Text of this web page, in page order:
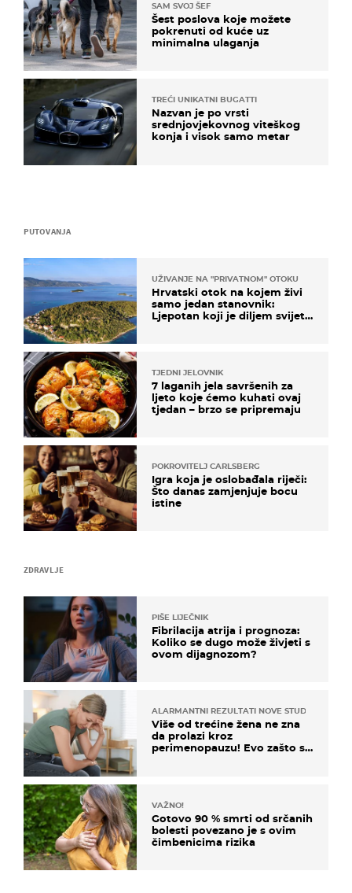
ZDRAVLJE
PIŠE LIJEČNIK
Fibrilacija atrija i prognoza:
Koliko se dugo može živjeti s
ovom dijagnozom?
ALARMANTNI REZULTATI NOVE STUDIJE
Više od trećine žena ne zna
da prolazi kroz
perimenopauzu! Evo zašto su
VAŽNO!
Gotovo 90 % smrti od srčanih
bolesti povezano je s ovim
čimbenicima rizika
PUTOVANJA
UŽIVANJE NA "PRIVATNOM" OTOKU
Hrvatski otok na kojem živi
samo jedan stanovnik:
Ljepotan koji je diljem svijeta
TJEDNI JELOVNIK
7 laganih jela savršenih za
ljeto koje ćemo kuhati ovaj
tjedan – brzo se pripremaju
POKROVITELJ CARLSBERG
Igra koja je oslobađala riječi:
Što danas zamjenjuje bocu
istine
SAM SVOJ ŠEF
Šest poslova koje možete
pokrenuti od kuće uz
minimalna ulaganja
TREĆI UNIKATNI BUGATTI
Nazvan je po vrsti
srednjovjekovnog viteškog
konja i visok samo metar